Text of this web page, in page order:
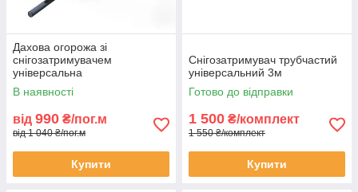
Дахова огорожа зі
снігозатримувачем
універсальна
В наявності
від 990 ₴/пог.м
від 1 040 ₴/пог.м
Купити
Снігозатримувач трубчастий
універсальний 3м
Готово до відправки
1 500 ₴/комплект
1 550 ₴/комплект
Купити